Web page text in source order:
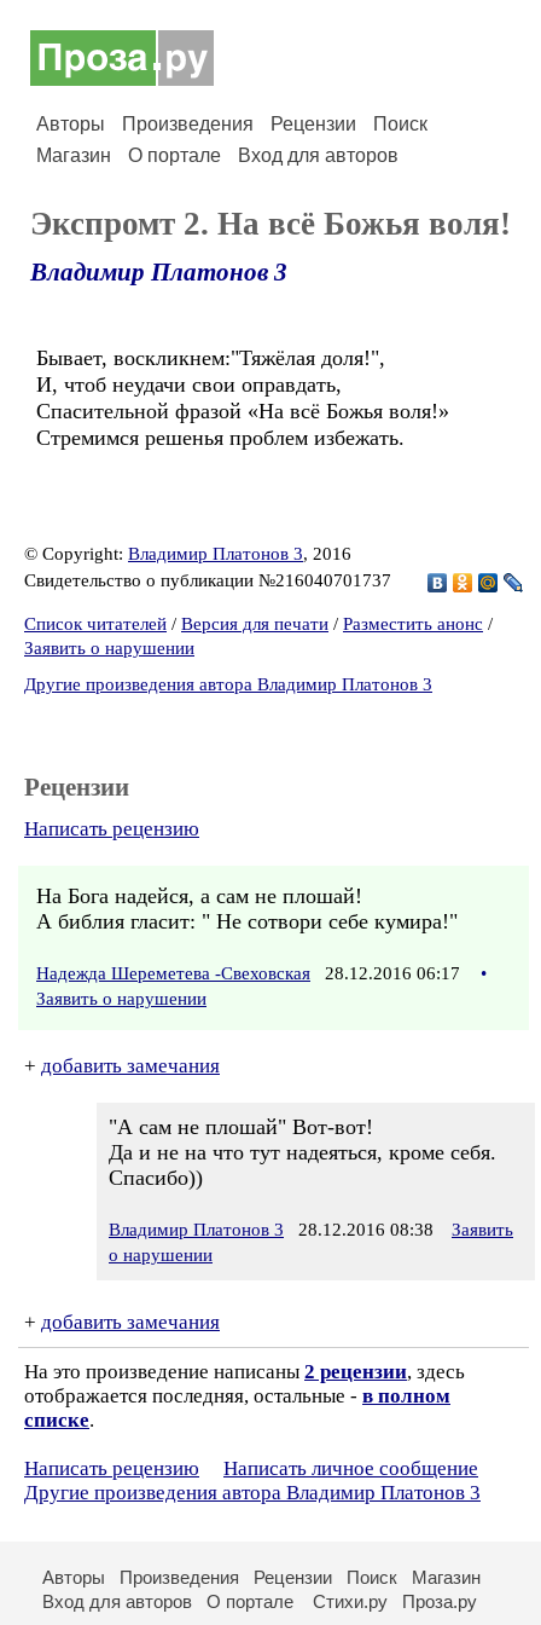
Авторы Произведения Рецензии
Поиск
Магазин
О портале Вход для авторов
Экспромт 2. На всё Божья воля!
Владимир Платонов 3
Бывает, воскликнем:"Тяжёлая доля!",
И, чтоб неудачи свои оправдать,
Спасительной фразой «На всё Божья воля!»
Стремимся решенья проблем избежать.
© Copyright: Владимир Платонов 3, 2016
Свидетельство о публикации №216040701737
Список читателей / Версия для печати / Разместить анонс /
Заявить о нарушении
Другие произведения автора Владимир Платонов 3
Рецензии
Написать рецензию
На Бога надейся, а сам не плошай!
А библия гласит: " Не сотвори себе кумира!"
Надежда Шереметева -Свеховская 28.12.2016 06:17
•
Заявить о нарушении
+ добавить замечания
"А сам не плошай" Вот-вот!
Да и не на что тут надеяться, кроме себя.
Спасибо))
Владимир Платонов 3 28.12.2016 08:38
Заявить
о нарушении
+ добавить замечания
На это произведение написаны 2 рецензии, здесь
отображается последняя, остальные - в полном
списке.
Написать рецензию
Написать личное сообщение
Другие произведения автора Владимир Платонов 3
Авторы Произведения Рецензии Поиск
Магазин
Вход для авторов
О портале Стихи.ру Проза.ру